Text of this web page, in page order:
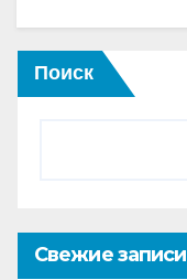
Поиск
Свежие записи